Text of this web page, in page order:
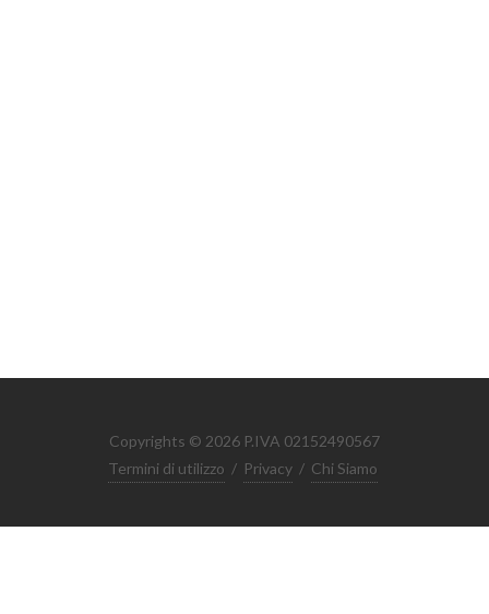
Copyrights © 2026 P.IVA 02152490567
Termini di utilizzo / Privacy / Chi Siamo